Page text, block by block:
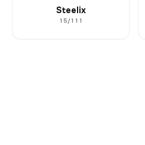
Steelix
15/111